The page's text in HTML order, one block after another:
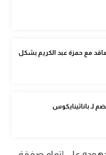
مع حمزة عبد الكريم بشكل
لـ باناثينايكوس